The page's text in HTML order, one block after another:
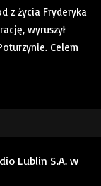
z życia Fryderyka
wyruszył
Celem
Lublin S.A. w